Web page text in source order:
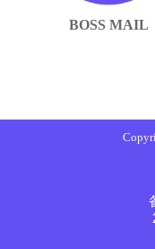
BOSS MAIL